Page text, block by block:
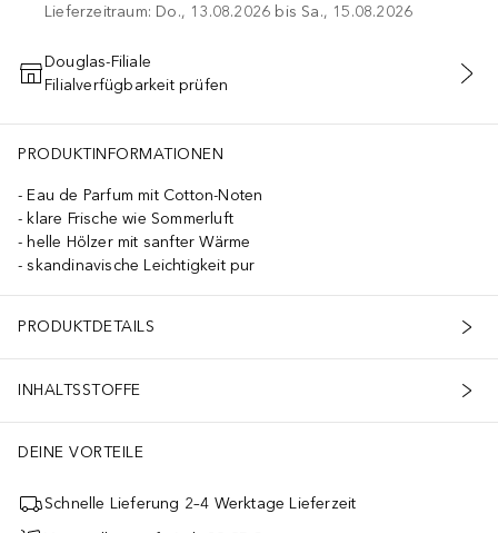
Lieferzeitraum: Do., 13.08.2026 bis Sa., 15.08.2026
IN DEN WARENKORB
Douglas-Filiale
Filialverfügbarkeit prüfen
PRODUKTINFORMATIONEN
Eau de Parfum mit Cotton-Noten
klare Frische wie Sommerluft
helle Hölzer mit sanfter Wärme
skandinavische Leichtigkeit pur
PRODUKTDETAILS
INHALTSSTOFFE
DEINE VORTEILE
Schnelle Lieferung 2–4 Werktage Lieferzeit